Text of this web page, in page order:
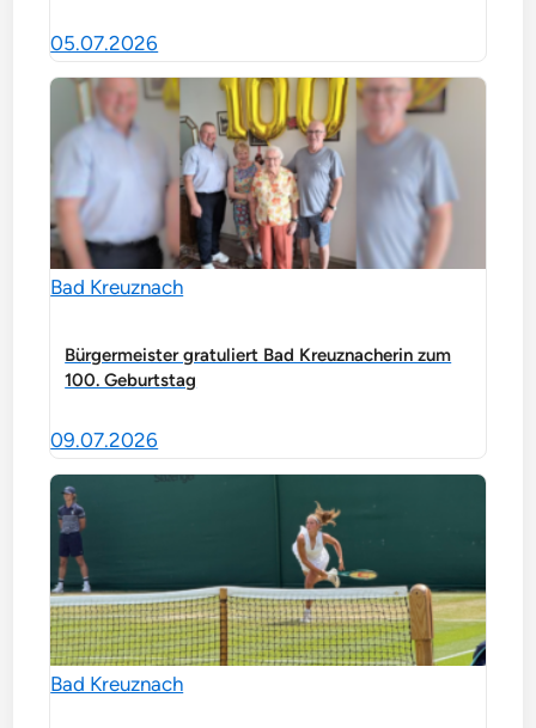
05.07.2026
Bad Kreuznach
Bürgermeister gratuliert Bad Kreuznacherin zum
100. Geburtstag
09.07.2026
Bad Kreuznach